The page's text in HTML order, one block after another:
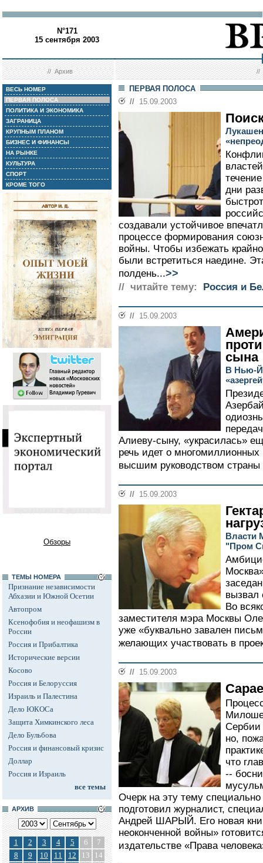
N°171
15 сентября 2003
//Архив //
ВЕСЬ НОМЕР
ПЕРВАЯ ПОЛОСА
ПОЛИТИКА И ЭКОНОМИКА
ЗАГРАНИЦА
КРУПНЫМ ПЛАНОМ
БИЗНЕС И ФИНАНСЫ
НА РЫНКЕ
КУЛЬТУРА
СПОРТ
КРОМЕ ТОГО
Обзоры
ТЕМЫ НОМЕРА
Признание независимости
Абхазии и Южной Осетии
Автопром
Ксенофобия и неофашизм в
России
Россия и Прибалтика
Исторические версии
Косово
Россия и Белоруссия
Израиль и Палестина
Дело ЮКОСа
Защита Химкинского леса
Дело Бульбова
Россия и финансовый кризис
Доллар
Россия и Израиль
все темы
АРХИВ
1 2 3 4 5 6
7
8
9 10 11 12 13
14
ПЕРВАЯ ПОЛОСА
// 15.09.2003
дни
создавали устойчивое
процессе формирования
войны. Чтобы избежать
были встретиться наедине.
полдень...>>
// читайте тему: Россия и
// 15.09.2003
сына
В Нью-
Алиеву-сыну, «украсилась»
речь идет о
высшим руководством страны
// 15.09.2003
Власти
"Пром
вызвал
Во
заместителя мэра Москвы
уже «буквально завален
желающих участвовать в
// 15.09.2003
Сербии
но,
что
--
Очерк на эту тему
подготовил журналист,
Андрей ШАРЫЙ. Его новая
неоконченной войны»
издательстве «Права